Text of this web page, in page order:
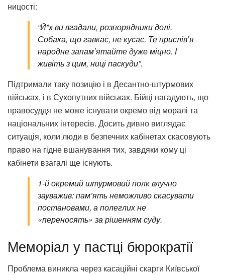
ницості:
“Й*х ви вгадали, розпорядники долі.
Собака, що гавкає, не кусає. Те прислівʼя
народне запамʼятайте дуже міцно. І
живіть з цим, ниці паскуди”.
Підтримали таку позицію і в Десантно-штурмових
військах, і в Сухопутних військах. Бійці нагадують, що
правосуддя не може існувати окремо від моралі та
національних інтересів. Досить дивно виглядає
ситуація, коли люди в безпечних кабінетах скасовують
право на гідне вшанування тих, завдяки кому ці
кабінети взагалі ще існують.
1-й окремий штурмовий полк влучно
зауважив: пам’ять неможливо скасувати
постановами, а полеглих не
«переносять» за рішенням суду.
Меморіал у пастці бюрократії
Проблема виникла через касаційні скарги Київської